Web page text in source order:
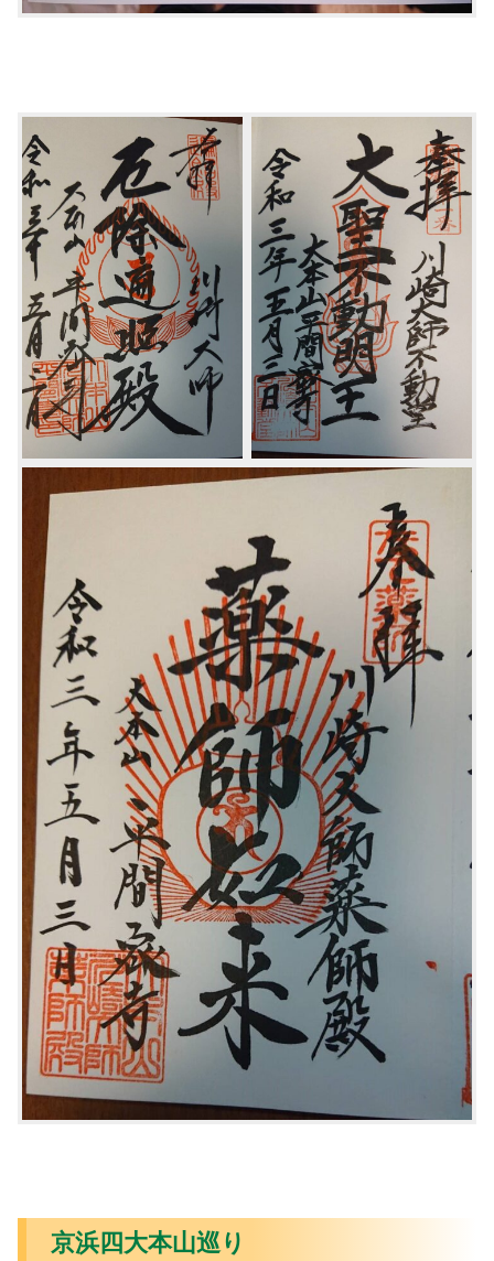
京浜四大本山巡り